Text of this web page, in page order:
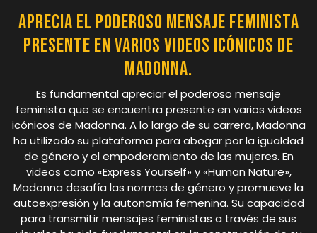
Aprecia el poderoso mensaje feminista
presente en varios videos icónicos de
Madonna.
Es fundamental apreciar el poderoso mensaje
feminista que se encuentra presente en varios videos
icónicos de Madonna. A lo largo de su carrera, Madonna
ha utilizado su plataforma para abogar por la igualdad
de género y el empoderamiento de las mujeres. En
videos como «Express Yourself» y «Human Nature»,
Madonna desafía las normas de género y promueve la
autoexpresión y la autonomía femenina. Su capacidad
para transmitir mensajes feministas a través de sus